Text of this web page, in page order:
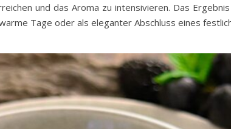
und das Aroma zu intensivieren. Das
Tage oder als eleganter Abschluss eines